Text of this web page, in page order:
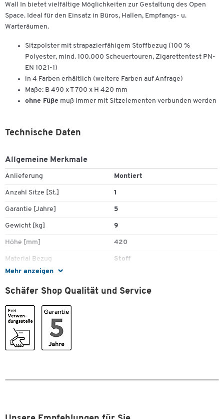
Wall In bietet vielfältige Möglichkeiten zur Gestaltung des Open
Space. Ideal für den Einsatz in Büros, Hallen, Empfangs- u.
Warteräumen.
Sitzpolster mit strapazierfähigem Stoffbezug (100 %
Polyester, mind. 100.000 Scheuertouren, Zigarettentest PN-
EN 1021-1)
in 4 Farben erhältlich (weitere Farben auf Anfrage)
Maße: B 490 x T 700 x H 420 mm
ohne Füße muß immer mit Sitzelementen verbunden werden
Mehr anzeigen
Technische Daten
Allgemeine Merkmale
Anlieferung Montiert
Anzahl Sitze [St.] 1
Garantie [Jahre] 5
Gewicht [kg] 9
Höhe [mm] 420
Material Bezug Stoff
Material Polsterung
Tiefe [mm] 700
Farben
Farbe
Maße
Schäfer Shop Qualität und Service